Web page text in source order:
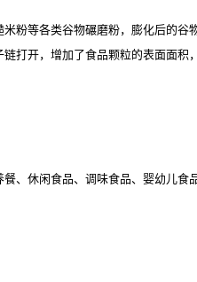
粉等各类谷物碾磨粉，膨化后的谷
开，增加了食品颗粒的表面面
、休闲食品、调味食品、婴幼儿食